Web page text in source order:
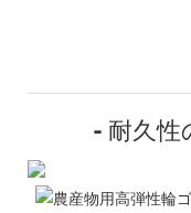
- 耐久性